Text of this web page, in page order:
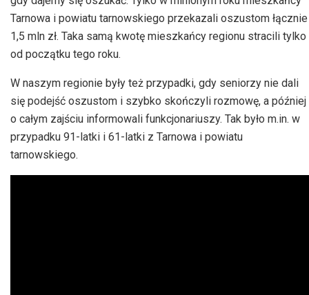
Tarnowa i powiatu tarnowskiego przekazali oszustom łącznie
1,5 mln zł. Taka samą kwotę mieszkańcy regionu stracili tylko
od początku tego roku.
W naszym regionie były też przypadki, gdy seniorzy nie dali
się podejść oszustom i szybko skończyli rozmowę, a później
o całym zajściu informowali funkcjonariuszy. Tak było m.in. w
przypadku 91-latki i 61-latki z Tarnowa i powiatu
tarnowskiego.